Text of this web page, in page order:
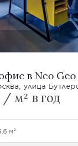
в Neo Geo
улица
/ м² в год
м²